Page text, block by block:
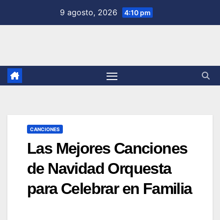
9 agosto, 2026 4:10 pm
CANCIONES
Las Mejores Canciones
de Navidad Orquesta
para Celebrar en Familia